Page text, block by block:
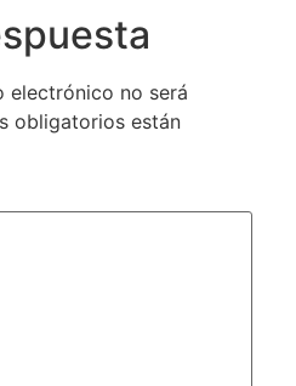
electrónico no será
obligatorios están